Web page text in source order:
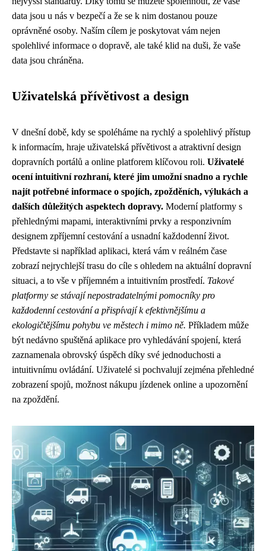
data jsou u nás v bezpečí a že se k nim dostanou pouze
oprávněné osoby. Naším cílem je poskytovat vám nejen
spolehlivé informace o dopravě, ale také klid na duši, že vaše
data jsou chráněna.
Uživatelská přívětivost a design
V dnešní době, kdy se spoléháme na rychlý a spolehlivý přístup
k informacím, hraje uživatelská přívětivost a atraktivní design
dopravních portálů a online platforem klíčovou roli. Uživatelé
ocení intuitivní rozhraní, které jim umožní snadno a rychle
najít potřebné informace o spojích, zpožděních, výlukách a
dalších důležitých aspektech dopravy. Moderní platformy s
přehlednými mapami, interaktivními prvky a responzivním
designem zpříjemní cestování a usnadní každodenní život.
Představte si například aplikaci, která vám v reálném čase
zobrazí nejrychlejší trasu do cíle s ohledem na aktuální dopravní
situaci, a to vše v příjemném a intuitivním prostředí. Takové
platformy se stávají nepostradatelnými pomocníky pro
každodenní cestování a přispívají k efektivnějšímu a
ekologičtějšímu pohybu ve městech i mimo ně. Příkladem může
být nedávno spuštěná aplikace pro vyhledávání spojení, která
zaznamenala obrovský úspěch díky své jednoduchosti a
intuitivnímu ovládání. Uživatelé si pochvalují zejména přehledné
zobrazení spojů, možnost nákupu jízdenek online a upozornění
na zpoždění.